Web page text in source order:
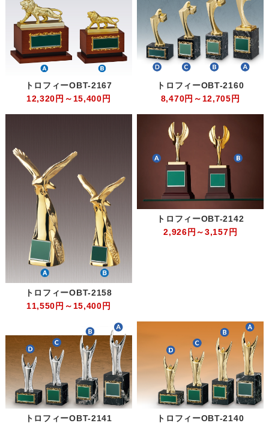
トロフィーOBT-2167
12,320円～15,400円
トロフィーOBT-2160
8,470円～12,705円
トロフィーOBT-2158
11,550円～15,400円
トロフィーOBT-2142
2,926円～3,157円
トロフィーOBT-2141
トロフィーOBT-2140